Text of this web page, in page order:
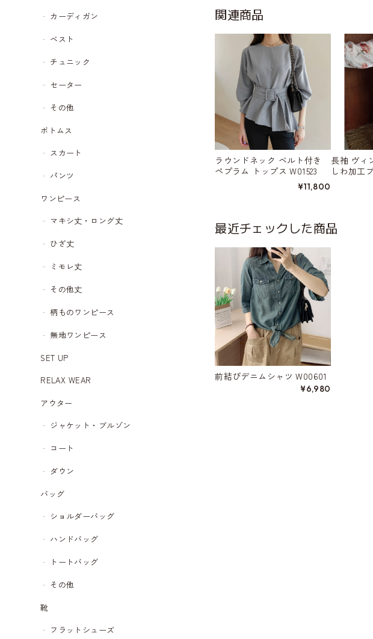
カーディガン
ベスト
チュニック
セーター
その他
ボトムス
スカート
パンツ
ワンピース
マキシ丈・ロング丈
ひざ丈
ミモレ丈
その他丈
柄ものワンピース
無地ワンピース
SET UP
RELAX WEAR
アウター
ジャケット・ブルゾン
コート
ダウン
バッグ
ショルダーバッグ
ハンドバッグ
トートバッグ
その他
靴
フラットシューズ
関連商品
ラウンドネック ベルト付き
ペプラム トップス W01523
¥11,800
長袖 ヴィ
しわ加工
最近チェックした商品
前結びデニムシャツ W00601
¥6,980